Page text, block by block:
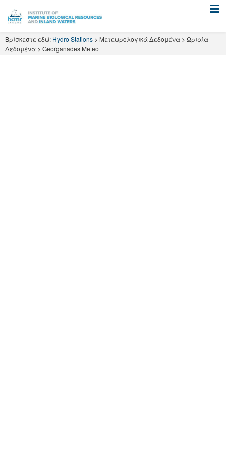
content
Βρίσκεστε εδώ: Hydro Stations > Μετεωρολογικά Δεδομένα > Ωριαία
Δεδομένα > Georganades Meteo